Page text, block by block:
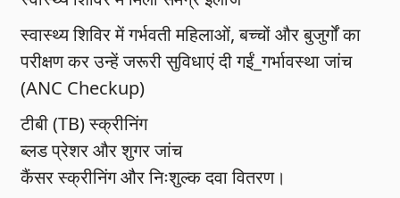
स्वास्थ्य शिविर में गर्भवती महिलाओं, बच्चों और बुजुर्गों का
परीक्षण कर उन्हें जरूरी सुविधाएं दी गईं_गर्भावस्था जांच
(ANC Checkup)
टीबी (TB) स्क्रीनिंग
ब्लड प्रेशर और शुगर जांच
कैंसर स्क्रीनिंग और निःशुल्क दवा वितरण।